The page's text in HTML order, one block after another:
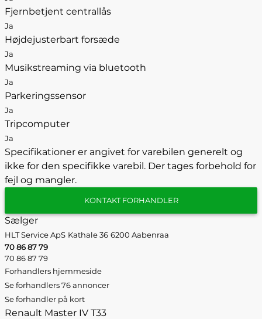
Fjernbetjent centrallås
Ja
Højdejusterbart forsæde
Ja
Musikstreaming via bluetooth
Ja
Parkeringssensor
Ja
Tripcomputer
Ja
Specifikationer er angivet for varebilen generelt og
ikke for den specifikke varebil. Der tages forbehold for
fejl og mangler.
KONTAKT FORHANDLER
Sælger
HLT Service ApS Kathale 36 6200 Aabenraa
70 86 87 79
70 86 87 79
Forhandlers hjemmeside
Se forhandlers 76 annoncer
Se forhandler på kort
Renault Master IV T33